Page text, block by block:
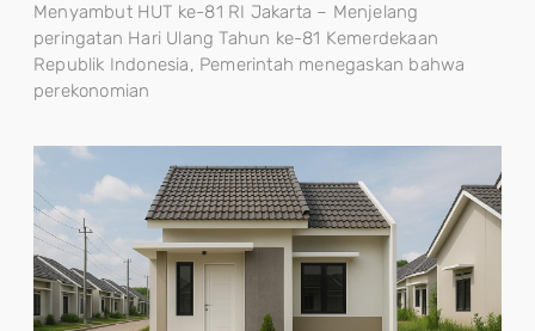
Menyambut HUT ke-81 RI Jakarta – Menjelang
peringatan Hari Ulang Tahun ke-81 Kemerdekaan
Republik Indonesia, Pemerintah menegaskan bahwa
perekonomian